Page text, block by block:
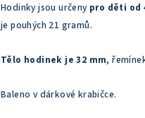
Hodinky jsou určeny pro děti od
je pouhých 21 gramů.
Tělo hodinek je 32 mm,
Baleno v dárkové krabičce.